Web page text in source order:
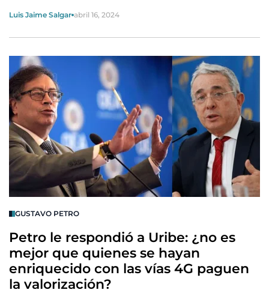
Luis Jaime Salgar abril 16, 2024
GUSTAVO PETRO
Petro le respondió a Uribe: ¿no es
mejor que quienes se hayan
enriquecido con las vías 4G paguen
la valorización?